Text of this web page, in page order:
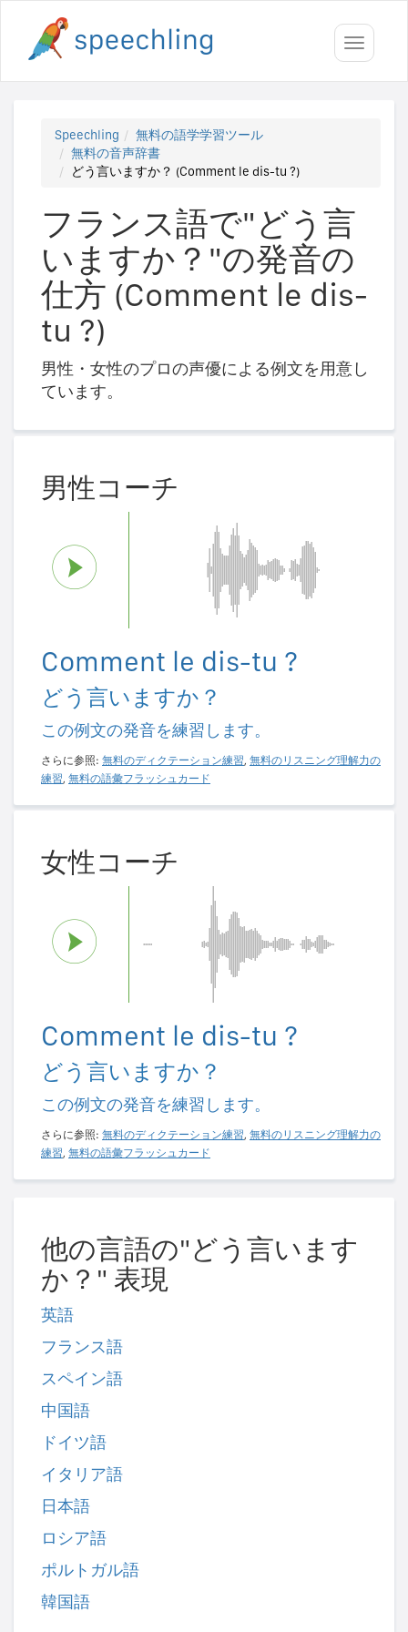
Toggle
Speechling
無料の語学学習ツール
無料の音声辞書
どう言いますか？ (Comment le dis-tu ?)
フランス語で"どう言
いますか？"の発音の
仕方 (Comment le dis-
tu ?)
男性・女性のプロの声優による例文を用意し
ています。
男性コーチ
Comment le dis-tu ?
どう言いますか？
この例文の発音を練習します。
さらに参照: 無料のディクテーション練習, 無料のリスニング理解力の
練習, 無料の語彙フラッシュカード
女性コーチ
Comment le dis-tu ?
どう言いますか？
この例文の発音を練習します。
さらに参照: 無料のディクテーション練習, 無料のリスニング理解力の
練習, 無料の語彙フラッシュカード
他の言語の"どう言います
か？" 表現
英語
フランス語
スペイン語
中国語
ドイツ語
イタリア語
日本語
ロシア語
ポルトガル語
韓国語